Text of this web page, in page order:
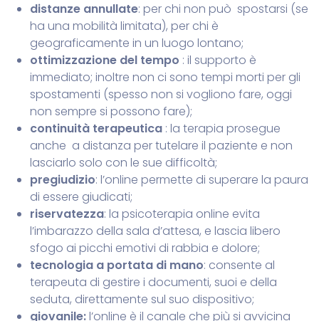
distanze annullate: per chi non può spostarsi (se
ha una mobilità limitata), per chi è
geograficamente in un luogo lontano;
ottimizzazione del tempo : il supporto è
immediato; inoltre non ci sono tempi morti per gli
spostamenti (spesso non si vogliono fare, oggi
non sempre si possono fare);
continuità terapeutica : la terapia prosegue
anche a distanza per tutelare il paziente e non
lasciarlo solo con le sue difficoltà;
pregiudizio: l’online permette di superare la paura
di essere giudicati;
riservatezza: la psicoterapia online evita
l’imbarazzo della sala d’attesa, e lascia libero
sfogo ai picchi emotivi di rabbia e dolore;
tecnologia a portata di mano: consente al
terapeuta di gestire i documenti, suoi e della
seduta, direttamente sul suo dispositivo;
giovanile:l’online è il canale che più si avvicina